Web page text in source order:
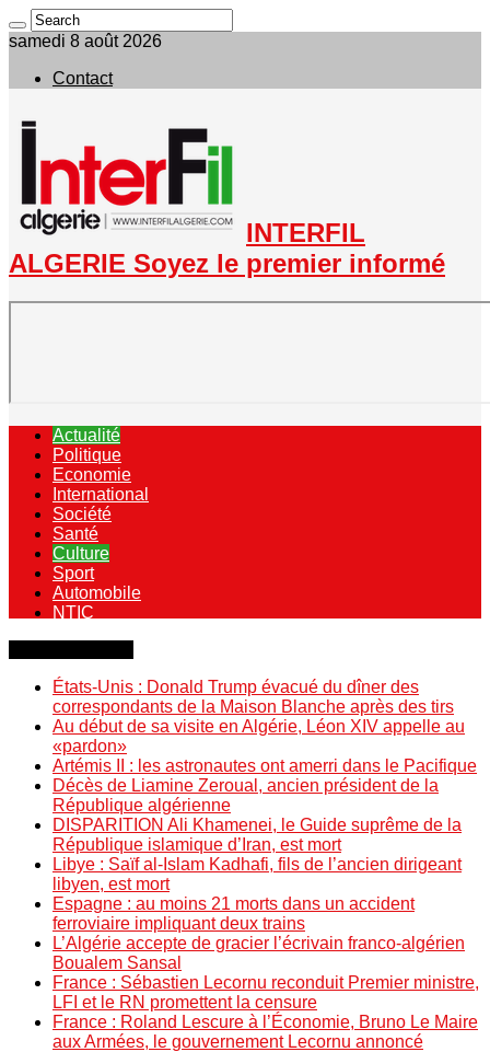
samedi 8 août 2026
Contact
INTERFIL
ALGERIE Soyez le premier informé
Actualité
Politique
Economie
International
Société
Santé
Culture
Sport
Automobile
NTIC
États-Unis : Donald Trump évacué du dîner des
correspondants de la Maison Blanche après des tirs
Au début de sa visite en Algérie, Léon XIV appelle au
«pardon»
Artémis II : les astronautes ont amerri dans le Pacifique
Décès de Liamine Zeroual, ancien président de la
République algérienne
DISPARITION Ali Khamenei, le Guide suprême de la
République islamique d’Iran, est mort
Libye : Saïf al-Islam Kadhafi, fils de l’ancien dirigeant
libyen, est mort
Espagne : au moins 21 morts dans un accident
ferroviaire impliquant deux trains
L’Algérie accepte de gracier l’écrivain franco-algérien
Boualem Sansal
France : Sébastien Lecornu reconduit Premier ministre,
LFI et le RN promettent la censure
France : Roland Lescure à l’Économie, Bruno Le Maire
aux Armées, le gouvernement Lecornu annoncé